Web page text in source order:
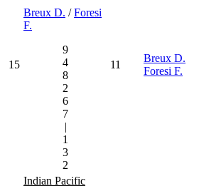
15
Breux D. /Foresi
F.
9
4
8
2
6
7
|
1
3
2
11
Breux D.
Foresi F.
Indian Pacific